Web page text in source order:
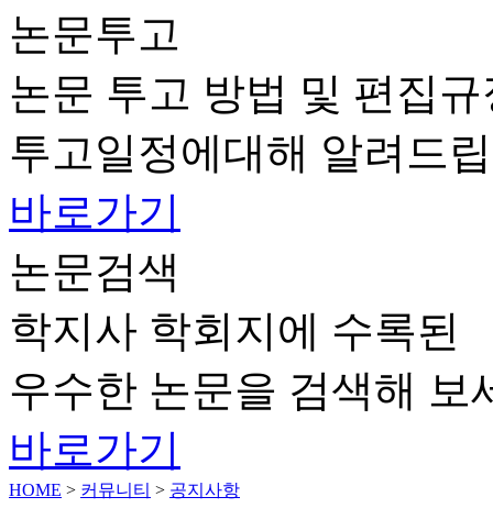
논문투고
논문 투고 방법 및 편집규
투고일정에대해 알려드
바로가기
논문검색
학지사 학회지에 수록된
우수한 논문을 검색해 보
바로가기
HOME > 커뮤니티 > 공지사항